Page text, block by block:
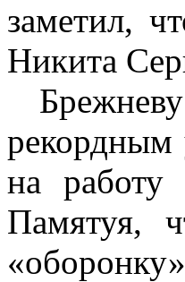
заметил,
Никита
рекордным
на
Памятуя,